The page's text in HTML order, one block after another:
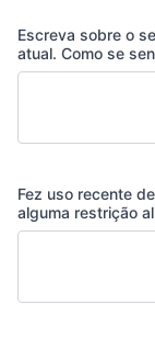
Escreva sobre o
atual. Como se
Fez uso recente
alguma restrição